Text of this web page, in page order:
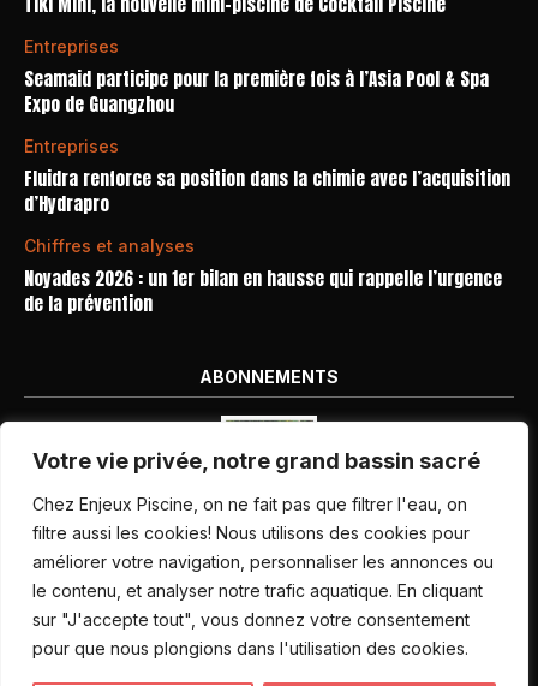
Votre vie privée, notre grand bassin sacré
Chez Enjeux Piscine, on ne fait pas que filtrer l'eau, on
filtre aussi les cookies! Nous utilisons des cookies pour
améliorer votre navigation, personnaliser les annonces ou
le contenu, et analyser notre trafic aquatique. En cliquant
sur "J'accepte tout", vous donnez votre consentement
pour que nous plongions dans l'utilisation des cookies.
Entreprises
Seamaid participe pour la première fois à l’Asia Pool & Spa
Expo de Guangzhou
Entreprises
Fluidra renforce sa position dans la chimie avec l’acquisition
d’Hydrapro
Chiffres et analyses
Noyades 2026 : un 1er bilan en hausse qui rappelle l’urgence
de la prévention
ABONNEMENTS
Nos dernières parutions
Abonnement magazine
Inscription newsletter